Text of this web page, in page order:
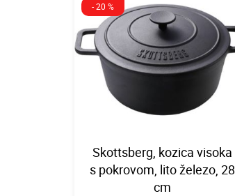
- 20 %
Skottsberg, kozica visoka
s pokrovom, lito železo, 28
cm